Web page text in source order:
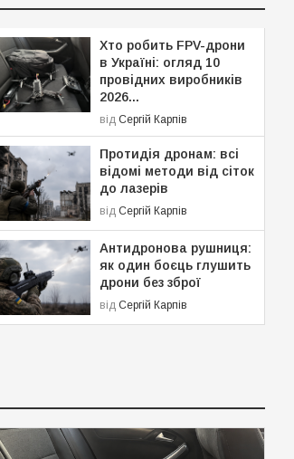
Хто робить FPV-дрони
в Україні: огляд 10
провідних виробників
2026...
від Сергій Карпів
Протидія дронам: всі
відомі методи від сіток
до лазерів
від Сергій Карпів
Антидронова рушниця:
як один боєць глушить
дрони без зброї
від Сергій Карпів